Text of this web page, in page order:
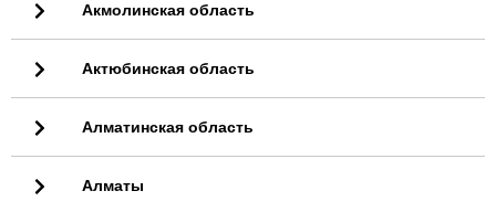
Акмолинская область
Актюбинская область
Алматинская область
Алматы